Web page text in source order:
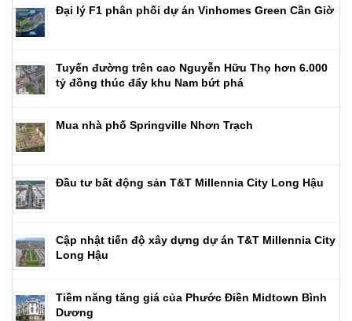
Đại lý F1 phân phối dự án Vinhomes Green Cần Giờ
Tuyến đường trên cao Nguyễn Hữu Thọ hơn 6.000
tỷ đồng thúc đẩy khu Nam bứt phá
Mua nhà phố Springville Nhơn Trạch
Đầu tư bất động sản T&T Millennia City Long Hậu
Cập nhật tiến độ xây dựng dự án T&T Millennia City
Long Hậu
Tiềm năng tăng giá của Phước Điền Midtown Bình
Dương